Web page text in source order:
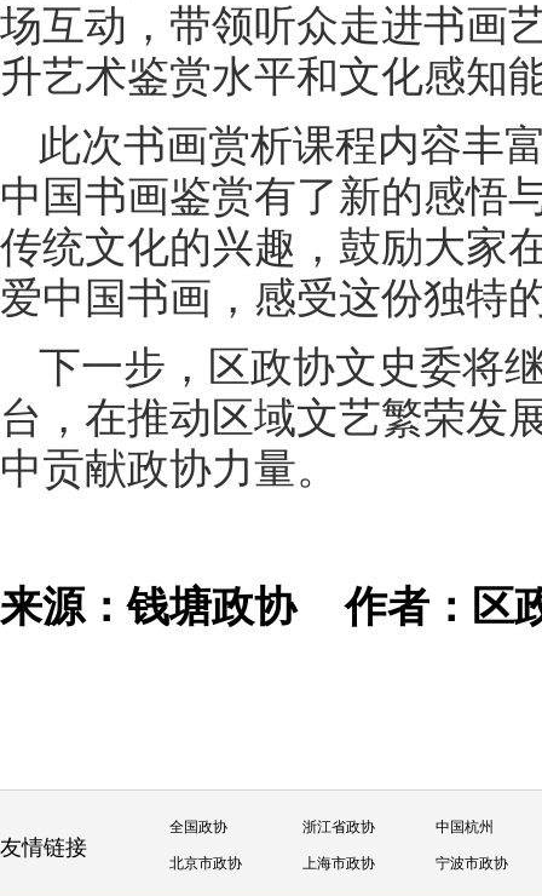
场互动，带领听众走进书画
升艺术鉴赏水平和文化感知
此次书画赏析课程内容丰
中国书画鉴赏有了新的感悟
传统文化的兴趣，鼓励大家
爱中国书画，感受这份独特
下一步，区政协文史委将
台，在推动区域文艺繁荣发
中贡献政协力量。
来源：钱塘政协作者：区
友情链接
全国政协 浙江省政协 中国杭州
北京市政协 上海市政协 宁波市政协